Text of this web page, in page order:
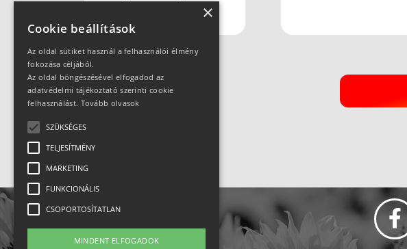
×
Cookie beállítások
Az oldal sütiket használ a felhasználói élmény
fokozása céljából.
Az oldal böngészésével elfogadod az
adatvédelmi tájékoztató szerinti cookie
felhasználást. Tovább olvasok
SZÜKSÉGES
TELJESÍTMÉNY
MARKETING
FUNKCIONÁLIS
CSOPORTOSÍTATLAN
MINDENT ELFOGADOK